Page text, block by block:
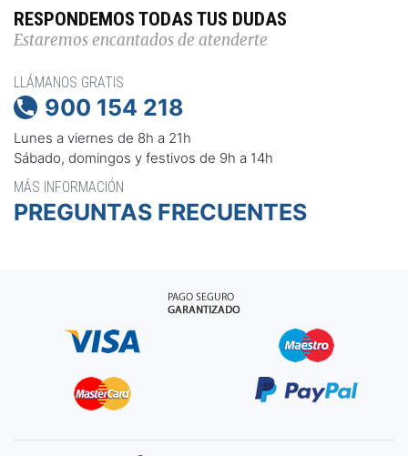
RESPONDEMOS TODAS TUS DUDAS
Estaremos encantados de atenderte
LLÁMANOS GRATIS
 900 154 218
Lunes a viernes de 8h a 21h
Sábado, domingos y festivos de 9h a 14h
MÁS INFORMACIÓN
PREGUNTAS FRECUENTES